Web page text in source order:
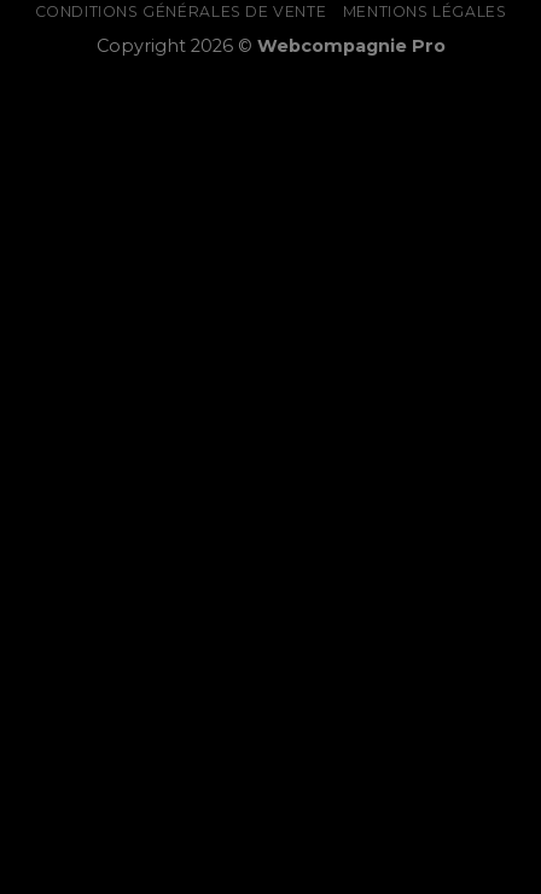
CONDITIONS GÉNÉRALES DE VENTE MENTIONS LÉGALES
Copyright 2026 © Webcompagnie Pro